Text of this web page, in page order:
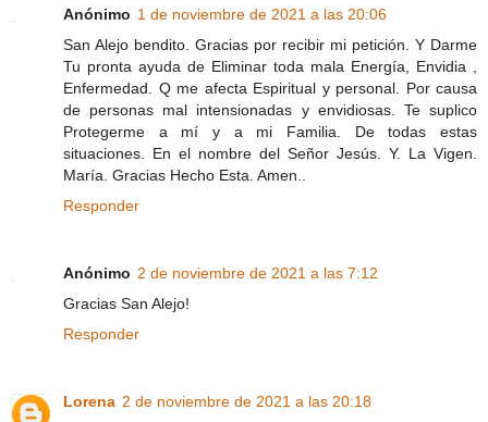
Anónimo 1 de noviembre de 2021 a las 20:06
San Alejo bendito. Gracias por recibir mi petición. Y Darme
Tu pronta ayuda de Eliminar toda mala Energía, Envidia ,
Enfermedad. Q me afecta Espiritual y personal. Por causa
de personas mal intensionadas y envidiosas. Te suplico
Protegerme a mí y a mi Familia. De todas estas
situaciones. En el nombre del Señor Jesús. Y. La Vigen.
María. Gracias Hecho Esta. Amen..
Responder
Anónimo 2 de noviembre de 2021 a las 7:12
Gracias San Alejo!
Responder
Lorena 2 de noviembre de 2021 a las 20:18